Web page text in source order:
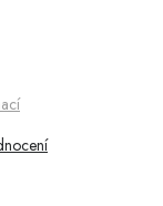
údajů